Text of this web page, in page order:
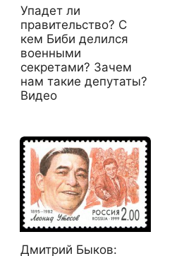
Упадет ли
правительство? С
кем Биби делился
военными
секретами? Зачем
нам такие депутаты?
Видео
Дмитрий Быков: